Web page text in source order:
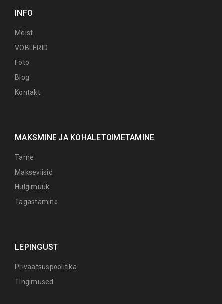
INFO
Meist
VOBLERID
Foto
Blog
Kontakt
MAKSMINE JA KOHALETOIMETAMINE
Tarne
Makseviisid
Hulgimüük
Tagastamine
LEPINGUST
Privaatsuspoolitika
Tingimused